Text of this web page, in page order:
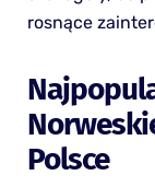
rosnące
Polsce